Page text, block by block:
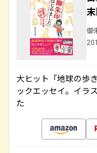
御
大ヒット「地球の歩
ックエッセイ。イラ
た